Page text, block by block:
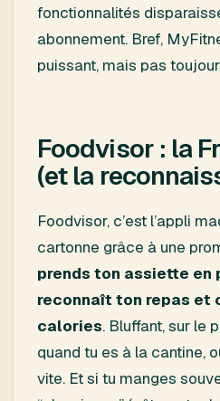
fonctionnalités
abonnement. Bref,
puissant, mais pas
Foodvisor : la
(et la
Foodvisor, c’est l’appli
cartonne grâce à une
prends ton assiette en
reconnaît ton repas et
calories. Bluffant, sur le
quand tu es à la cantine,
vite. Et si tu manges